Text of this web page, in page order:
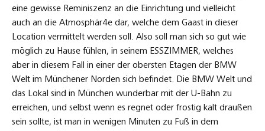
eine gewisse Reminiszenz an die Einrichtung und vielleicht
auch an die Atmosphär4e dar, welche dem Gaast in dieser
Location vermittelt werden soll. Also soll man sich so gut wie
möglich zu Hause fühlen, in seinem ESSZIMMER, welches
aber in diesem Fall in einer der obersten Etagen der BMW
Welt im Münchener Norden sich befindet. Die BMW Welt und
das Lokal sind in München wunderbar mit der U-Bahn zu
erreichen, und selbst wenn es regnet oder frostig kalt draußen
sein sollte, ist man in wenigen Minuten zu Fuß in dem